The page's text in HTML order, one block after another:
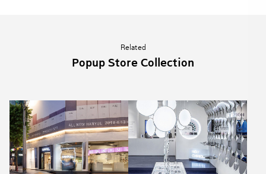
Related
Popup Store Collection